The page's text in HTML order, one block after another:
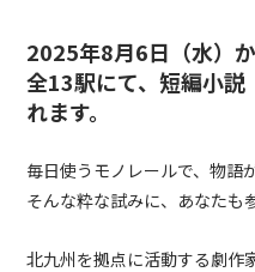
2025年8月6日（水）
全13駅にて、短編小
れます。
毎日使うモノレールで、物
そんな粋な試みに、あなたも
北九州を拠点に活動する劇作